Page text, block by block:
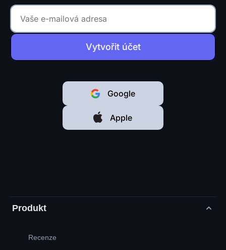
Vytvořit účet
Google
Apple
Produkt
Recenze